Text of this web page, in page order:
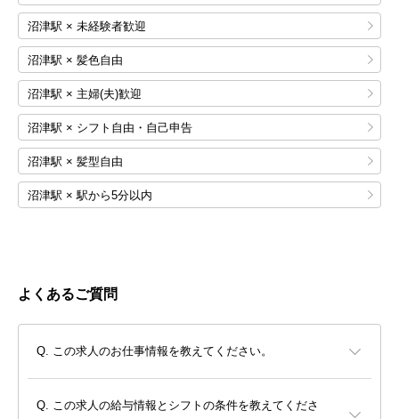
沼津駅 × 未経験者歓迎
沼津駅 × 髪色自由
沼津駅 × 主婦(夫)歓迎
沼津駅 × シフト自由・自己申告
沼津駅 × 髪型自由
沼津駅 × 駅から5分以内
よくあるご質問
この求人のお仕事情報を教えてください。
この求人の給与情報とシフトの条件を教えてくださ